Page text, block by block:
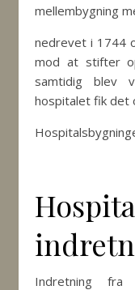
mellembygning
nedrevet i 1744
mod at stifter
samtidig blev
hospitalet fik det
Indretning fra